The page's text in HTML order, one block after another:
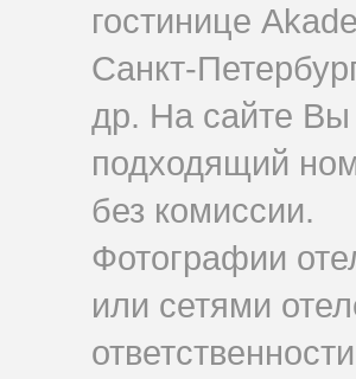
гостинице
Санкт-
др. На сайте Вы
подходящий
без комиссии.
Фотографии
или сетями